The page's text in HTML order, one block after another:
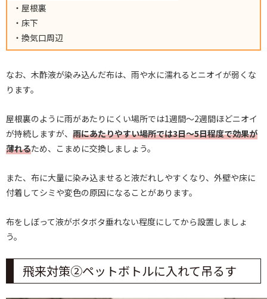
・屋根裏
・床下
・換気口周辺
なお、木酢液が染み込んだ布は、雨や水に濡れるとニオイが弱くな
ります。
屋根裏のように雨があたりにくい場所では1週間〜2週間ほどニオイ
が持続しますが、 雨にあたりやすい場所では3日〜5日程度で効果が
薄れるため、こまめに交換しましょう。
また、布に大量に染み込ませると液だれしやすくなり、外壁や床に
付着してシミや変色の原因になることがあります。
布をしぼって液がボタボタ垂れない程度にしてから設置しましょ
う。
飛来対策②ペットボトルに入れて吊るす